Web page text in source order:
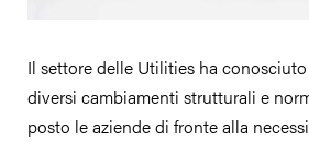
Il settore delle Utilities ha
diversi cambiamenti strutturali e
posto le aziende di fronte alla